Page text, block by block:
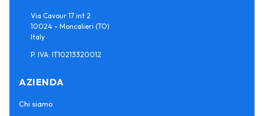
Via Cavour 17 int 2
10024 - Moncalieri (TO)
Italy
P. IVA: IT10213320012
AZIENDA
Chi siamo